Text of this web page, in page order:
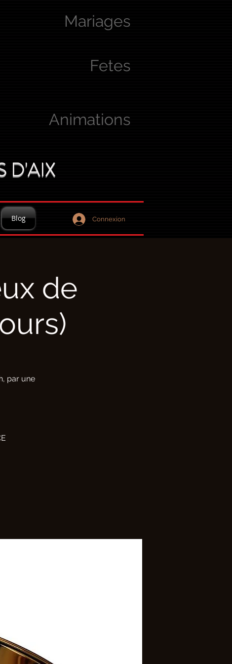
Mariages
Fetes
Animations
D'AIX
Blog Connexion
de
par une